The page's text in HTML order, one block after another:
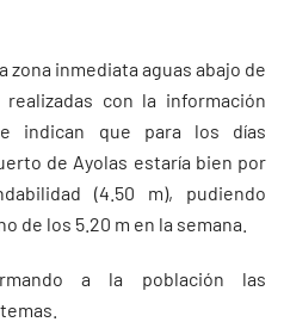
zona inmediata aguas abajo de
con la información
indican que para los días
de Ayolas estaría bien por
(4.50 m), pudiendo
de los 5.20 m en la semana.
a la población las